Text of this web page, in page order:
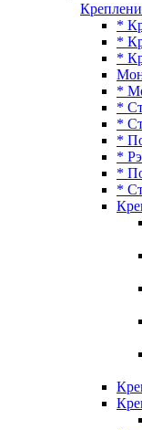
*
*
*
*
*
*
*
*
*
*